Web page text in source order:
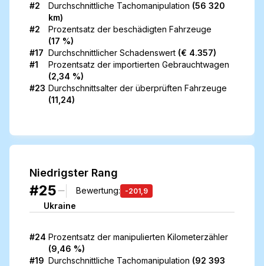
#2
Durchschnittliche Tachomanipulation (56 320
km)
#2
Prozentsatz der beschädigten Fahrzeuge
(17 %)
#17 Durchschnittlicher Schadenswert (€ 4.357)
#1
Prozentsatz der importierten Gebrauchtwagen
(2,34 %)
#23 Durchschnittsalter der überprüften Fahrzeuge
(11,24)
Niedrigster Rang
#25 Bewertung: -201,9
Ukraine
#24 Prozentsatz der manipulierten Kilometerzähler
(9,46 %)
#19 Durchschnittliche Tachomanipulation (92 393